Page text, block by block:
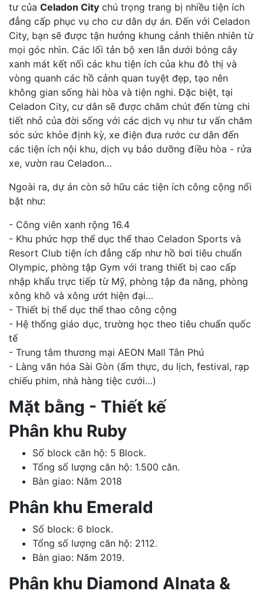
tư của Celadon City chú trọng trang bị nhiều tiện ích
đẳng cấp phục vụ cho cư dân dự án. Đến với Celadon
City, bạn sẽ được tận hưởng khung cảnh thiên nhiên từ
mọi góc nhìn. Các lối tản bộ xen lẫn dưới bóng cây
xanh mát kết nối các khu tiện ích của khu đô thị và
vòng quanh các hồ cảnh quan tuyệt đẹp, tạo nên
không gian sống hài hòa và tiện nghi. Đặc biệt, tại
Celadon City, cư dân sẽ được chăm chút đến từng chi
tiết nhỏ của đời sống với các dịch vụ như tư vấn chăm
sóc sức khỏe định kỳ, xe điện đưa rước cư dân đến
các tiện ích nội khu, dịch vụ bảo dưỡng điều hòa - rửa
xe, vườn rau Celadon…
Ngoài ra, dự án còn sở hữu các tiện ích công cộng nổi
bật như:
- Công viên xanh rộng 16.4
- Khu phức hợp thể dục thể thao Celadon Sports và
Resort Club tiện ích đẳng cấp như hồ bơi tiêu chuẩn
Olympic, phòng tập Gym với trang thiết bị cao cấp
nhập khẩu trực tiếp từ Mỹ, phòng tập đa năng, phòng
xông khô và xông ướt hiện đại…
- Thiết bị thể dục thể thao công cộng
- Hệ thống giáo dục, trường học theo tiêu chuẩn quốc
tế
- Trung tâm thương mại AEON Mall Tân Phú
- Làng văn hóa Sài Gòn (ẩm thực, du lịch, festival, rạp
chiếu phim, nhà hàng tiệc cưới…)
Mặt bằng - Thiết kế
Phân khu Ruby
Số block căn hộ: 5 Block.
Tổng số lượng căn hộ: 1.500 căn.
Bàn giao: Năm 2018
Phân khu Emerald
Số block: 6 block.
Tổng số lượng căn hộ: 2112.
Bàn giao: Năm 2019.
Phân khu Diamond Alnata &